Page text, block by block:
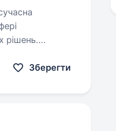
рішень.
Зберегти